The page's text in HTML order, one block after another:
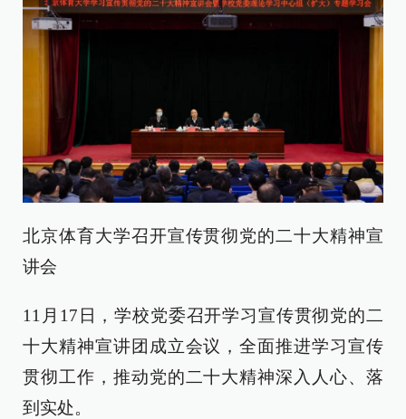
北京体育大学召开宣传贯彻党的二十大精神宣
讲会
11月17日，学校党委召开学习宣传贯彻党的二
十大精神宣讲团成立会议，全面推进学习宣传
贯彻工作，推动党的二十大精神深入人心、落
到实处。